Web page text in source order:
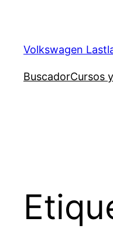
contenido
Volkswagen
BuscadorCursos